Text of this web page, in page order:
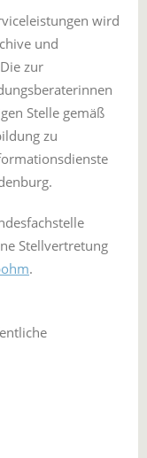
wird
und
zur
Stelle gemäß
zu
Stellvertretung
.